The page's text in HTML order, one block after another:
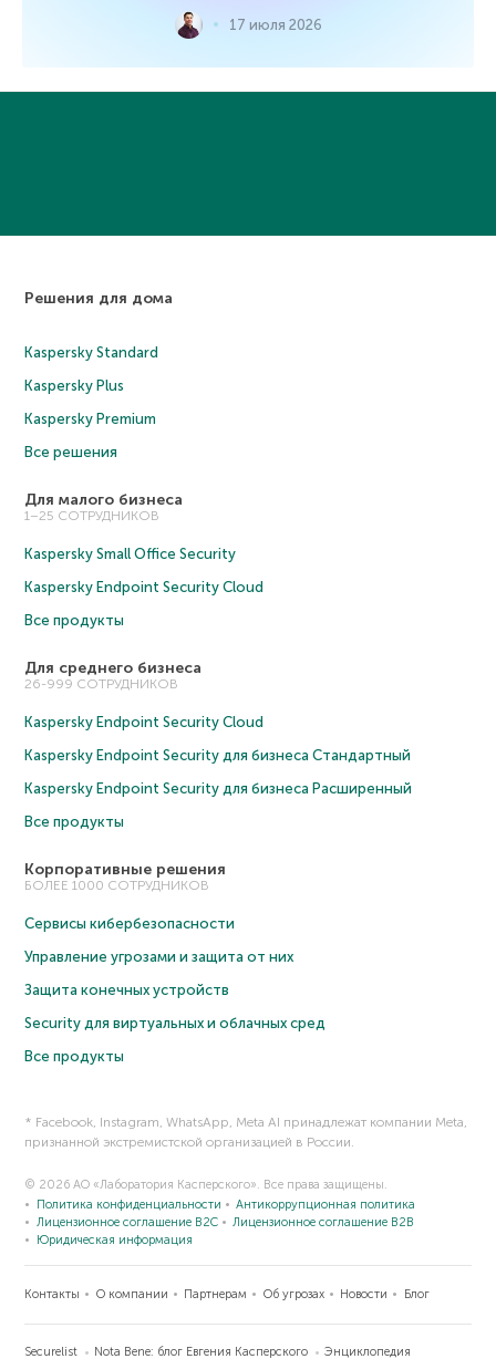
17 июля 2026
Решения для дома
Kaspersky Standard
Kaspersky Plus
Kaspersky Premium
Все решения
Для малого бизнеса
1–25 СОТРУДНИКОВ
Kaspersky Small Office Security
Kaspersky Endpoint Security Cloud
Все продукты
Для среднего бизнеса
26-999 СОТРУДНИКОВ
Kaspersky Endpoint Security Cloud
Kaspersky Endpoint Security для бизнеса Cтандартный
Kaspersky Endpoint Security для бизнеса Расширенный
Все продукты
Корпоративные решения
БОЛЕЕ 1000 СОТРУДНИКОВ
Сервисы кибербезопасности
Управление угрозами и защита от них
Защита конечных устройств
Security для виртуальных и облачных сред
Все продукты
* Facebook, Instagram, WhatsApp, Meta AI принадлежат компании Meta,
признанной экстремистской организацией в России.
© 2026 АО «Лаборатория Касперского». Все права защищены.
Политика конфиденциальности
Антикоррупционная политика
Лицензионное соглашение B2C
Лицензионное соглашение B2B
Юридическая информация
Контакты О компании Партнерам Об угрозах Новости Блог
Securelist Nota Bene: блог Евгения Касперского Энциклопедия